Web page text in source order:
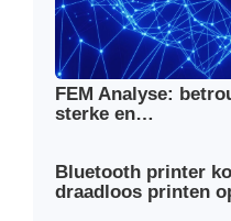
FEM Analyse:
sterke en…
Bluetooth printer
draadloos printen